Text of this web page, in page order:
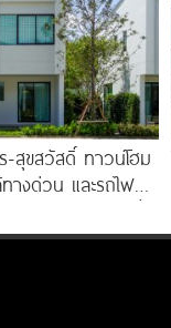
-สุขสวัสดิ์ ทาวน์โฮม
างด่วน และรถไฟฟ้า